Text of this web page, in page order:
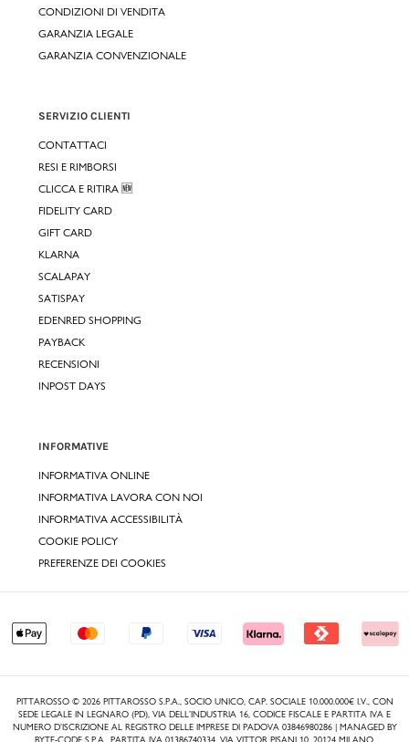
CONDIZIONI DI VENDITA
GARANZIA LEGALE
GARANZIA CONVENZIONALE
SERVIZIO CLIENTI
CONTATTACI
RESI E RIMBORSI
CLICCA E RITIRA 🆕
FIDELITY CARD
GIFT CARD
KLARNA
SCALAPAY
SATISPAY
EDENRED SHOPPING
PAYBACK
RECENSIONI
INPOST DAYS
INFORMATIVE
INFORMATIVA ONLINE
INFORMATIVA LAVORA CON NOI
INFORMATIVA ACCESSIBILITÀ
COOKIE POLICY
PREFERENZE DEI COOKIES
PITTAROSSO © 2026 PITTAROSSO S.P.A., SOCIO UNICO, CAP. SOCIALE 10.000.000€ I.V., CON
SEDE LEGALE IN LEGNARO (PD), VIA DELL’INDUSTRIA 16, CODICE FISCALE E PARTITA IVA E
NUMERO D’ISCRIZIONE AL REGISTRO DELLE IMPRESE DI PADOVA 03846980286 | MANAGED BY
BYTE-CODE S.P.A., PARTITA IVA 01386740334, VIA VITTOR PISANI 10, 20124 MILANO.